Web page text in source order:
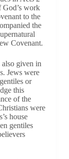
God’s work
to the
the
Covenant.
given in
Jews were
or
this
of the
were
house
gentiles